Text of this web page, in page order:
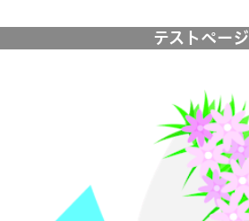
テストページ